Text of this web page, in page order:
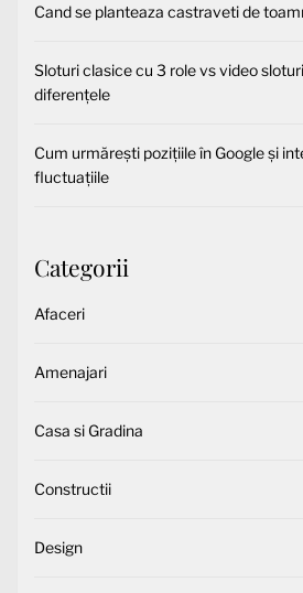
Cand se planteaza castraveti de
Sloturi clasice cu 3 role vs video
diferențele
Cum urmărești pozițiile în Google și
fluctuațiile
Categorii
Afaceri
Amenajari
Casa si Gradina
Constructii
Design